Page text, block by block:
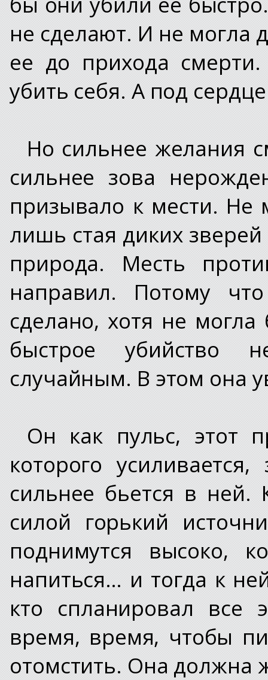
не сделают. И не могла
ее до прихода
убить себя. А под
Но сильнее желания
сильнее зова
призывало к мести. Не
лишь стая диких
природа. Месть
направил. Потому
сделано, хотя не могла
быстрое
случайным. В этом она
Он как пульс, этот
которого
сильнее бьется в
силой горький
поднимутся высоко,
напиться… и тогда к
кто спланировал
время, время, чтобы
отомстить. Она должна